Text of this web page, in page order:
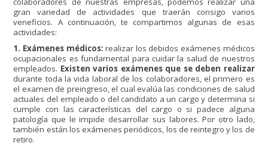
gran variedad de actividades que traerán consigo varios
veneficios. A continuación, te compartimos algunas de esas
actividades:
1. Exámenes médicos: realizar los debidos exámenes médicos
ocupacionales es fundamental para cuidar la salud de nuestros
empleados. Existen varios exámenes que se deben realizar
durante toda la vida laboral de los colaboradores, el primero es
el examen de preingreso, el cual evalúa las condiciones de salud
actuales del empleado o del candidato a un cargo y determina si
cumple con las características del cargo o si padece alguna
patología que le impide desarrollar sus labores. Por otro lado,
también están los exámenes periódicos, los de reintegro y los de
retiro.